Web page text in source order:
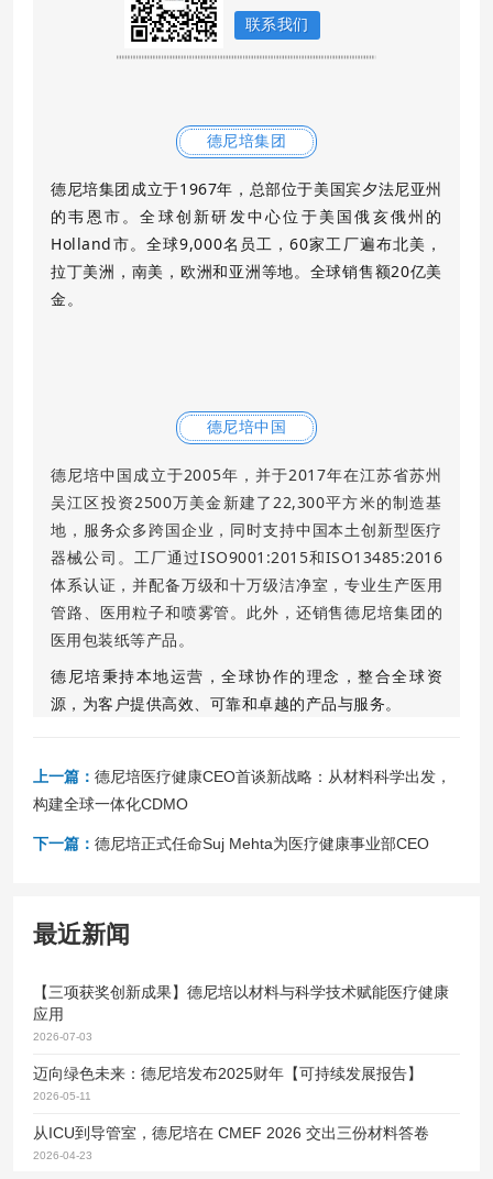
联系我们
德尼培集团
德尼培集团成立于1967年，总部位于美国宾夕法尼亚州
的韦恩市。全球创新研发中心位于美国俄亥俄州的
Holland市。全球9,000名员工，60家工厂遍布北美，
拉丁美洲，南美，欧洲和亚洲等地。全球销售额20亿美
金。
德尼培中国
德尼培中国成立于2005年，并于2017年在江苏省苏州
吴江区投资2500万美金新建了22,300平方米的制造基
地，服务众多跨国企业，同时支持中国本土创新型医疗
器械公司。 工厂通过ISO9001:2015和ISO13485:2016
体系认证，并配备万级和十万级洁净室，专业生产医用
管路、医用粒子和喷雾管。 此外，还销售德尼培集团的
医用包装纸等产品。
德尼培秉持本地运营，全球协作的理念，整合全球资
源，为客户提供高效、可靠和卓越的产品与服务。
上一篇： 德尼培医疗健康CEO首谈新战略：从材料科学出发，
构建全球一体化CDMO
下一篇： 德尼培正式任命Suj Mehta为医疗健康事业部CEO
最近新闻
【三项获奖创新成果】德尼培以材料与科学技术赋能医疗健康
应用
2026-07-03
迈向绿色未来：德尼培发布2025财年【可持续发展报告】
2026-05-11
从ICU到导管室，德尼培在 CMEF 2026 交出三份材料答卷
2026-04-23